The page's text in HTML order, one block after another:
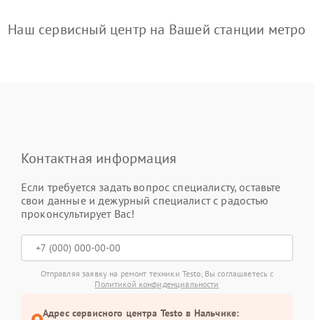
Наш сервисный центр на Вашей станции метро
Контактная информация
Если требуется задать вопрос специалисту, оставьте
свои данные и дежурный специалист с радостью
проконсультирует Вас!
Отправляя заявку на ремонт техники Testo, Вы соглашаетесь с
Политикой конфиденциальности
Адрес сервисного центра Testo в Нальчике: